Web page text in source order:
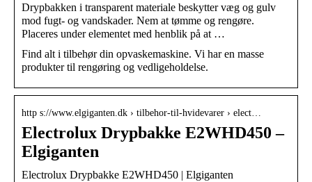
Drypbakken i transparent materiale beskytter væg og gulv
mod fugt- og vandskader. Nem at tømme og rengøre.
Placeres under elementet med henblik på at …
Find alt i tilbehør din opvaskemaskine. Vi har en masse
produkter til rengøring og vedligeholdelse.
http s://www.elgiganten.dk › tilbehor-til-hvidevarer › elect…
Electrolux Drypbakke E2WHD450 –
Elgiganten
Electrolux Drypbakke E2WHD450 | Elgiganten